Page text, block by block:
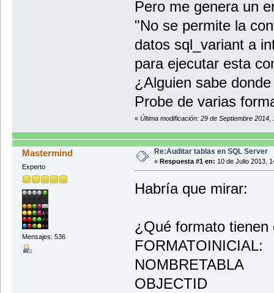
Pero me genera un
"No se permite la
datos sql_variant a
para ejecutar esta
¿Alguien sabe
Probe de varias
« Última modificación: 29 de Septiembre
Mastermind
Experto
Mensajes: 536
Re:Auditar tablas en SQL Server
« Respuesta #1 en: 10 de Julio 2013,
Habría que mirar:
¿Qué formato tienen
FORMATOINICIAL:
NOMBRETABLA
OBJECTID